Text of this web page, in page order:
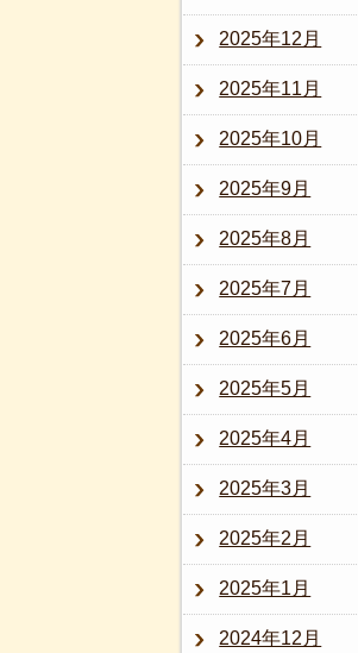
2025年12月
2025年11月
2025年10月
2025年9月
2025年8月
2025年7月
2025年6月
2025年5月
2025年4月
2025年3月
2025年2月
2025年1月
2024年12月